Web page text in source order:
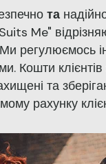
та
Me"
Ми регулюємось
Кошти
та
рахунку